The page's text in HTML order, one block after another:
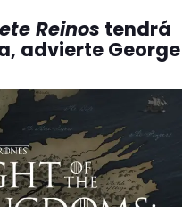
Reinos tendrá
advierte George